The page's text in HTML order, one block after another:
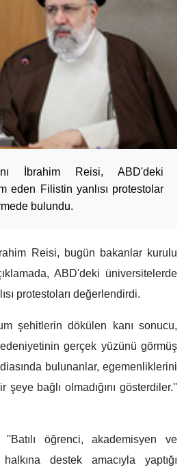
İbrahim Reisi, ABD'deki
eden Filistin yanlısı protestolar
bulundu.
Reisi, bugün bakanlar kurulu
ABD'deki üniversitelerde
protestoları değerlendirdi.
şehitlerin dökülen kanı sonucu,
gerçek yüzünü görmüş
bulunanlar, egemenliklerini
şeye bağlı olmadığını gösterdiler.''
''Batılı öğrenci, akademisyen ve
destek amacıyla yaptığı